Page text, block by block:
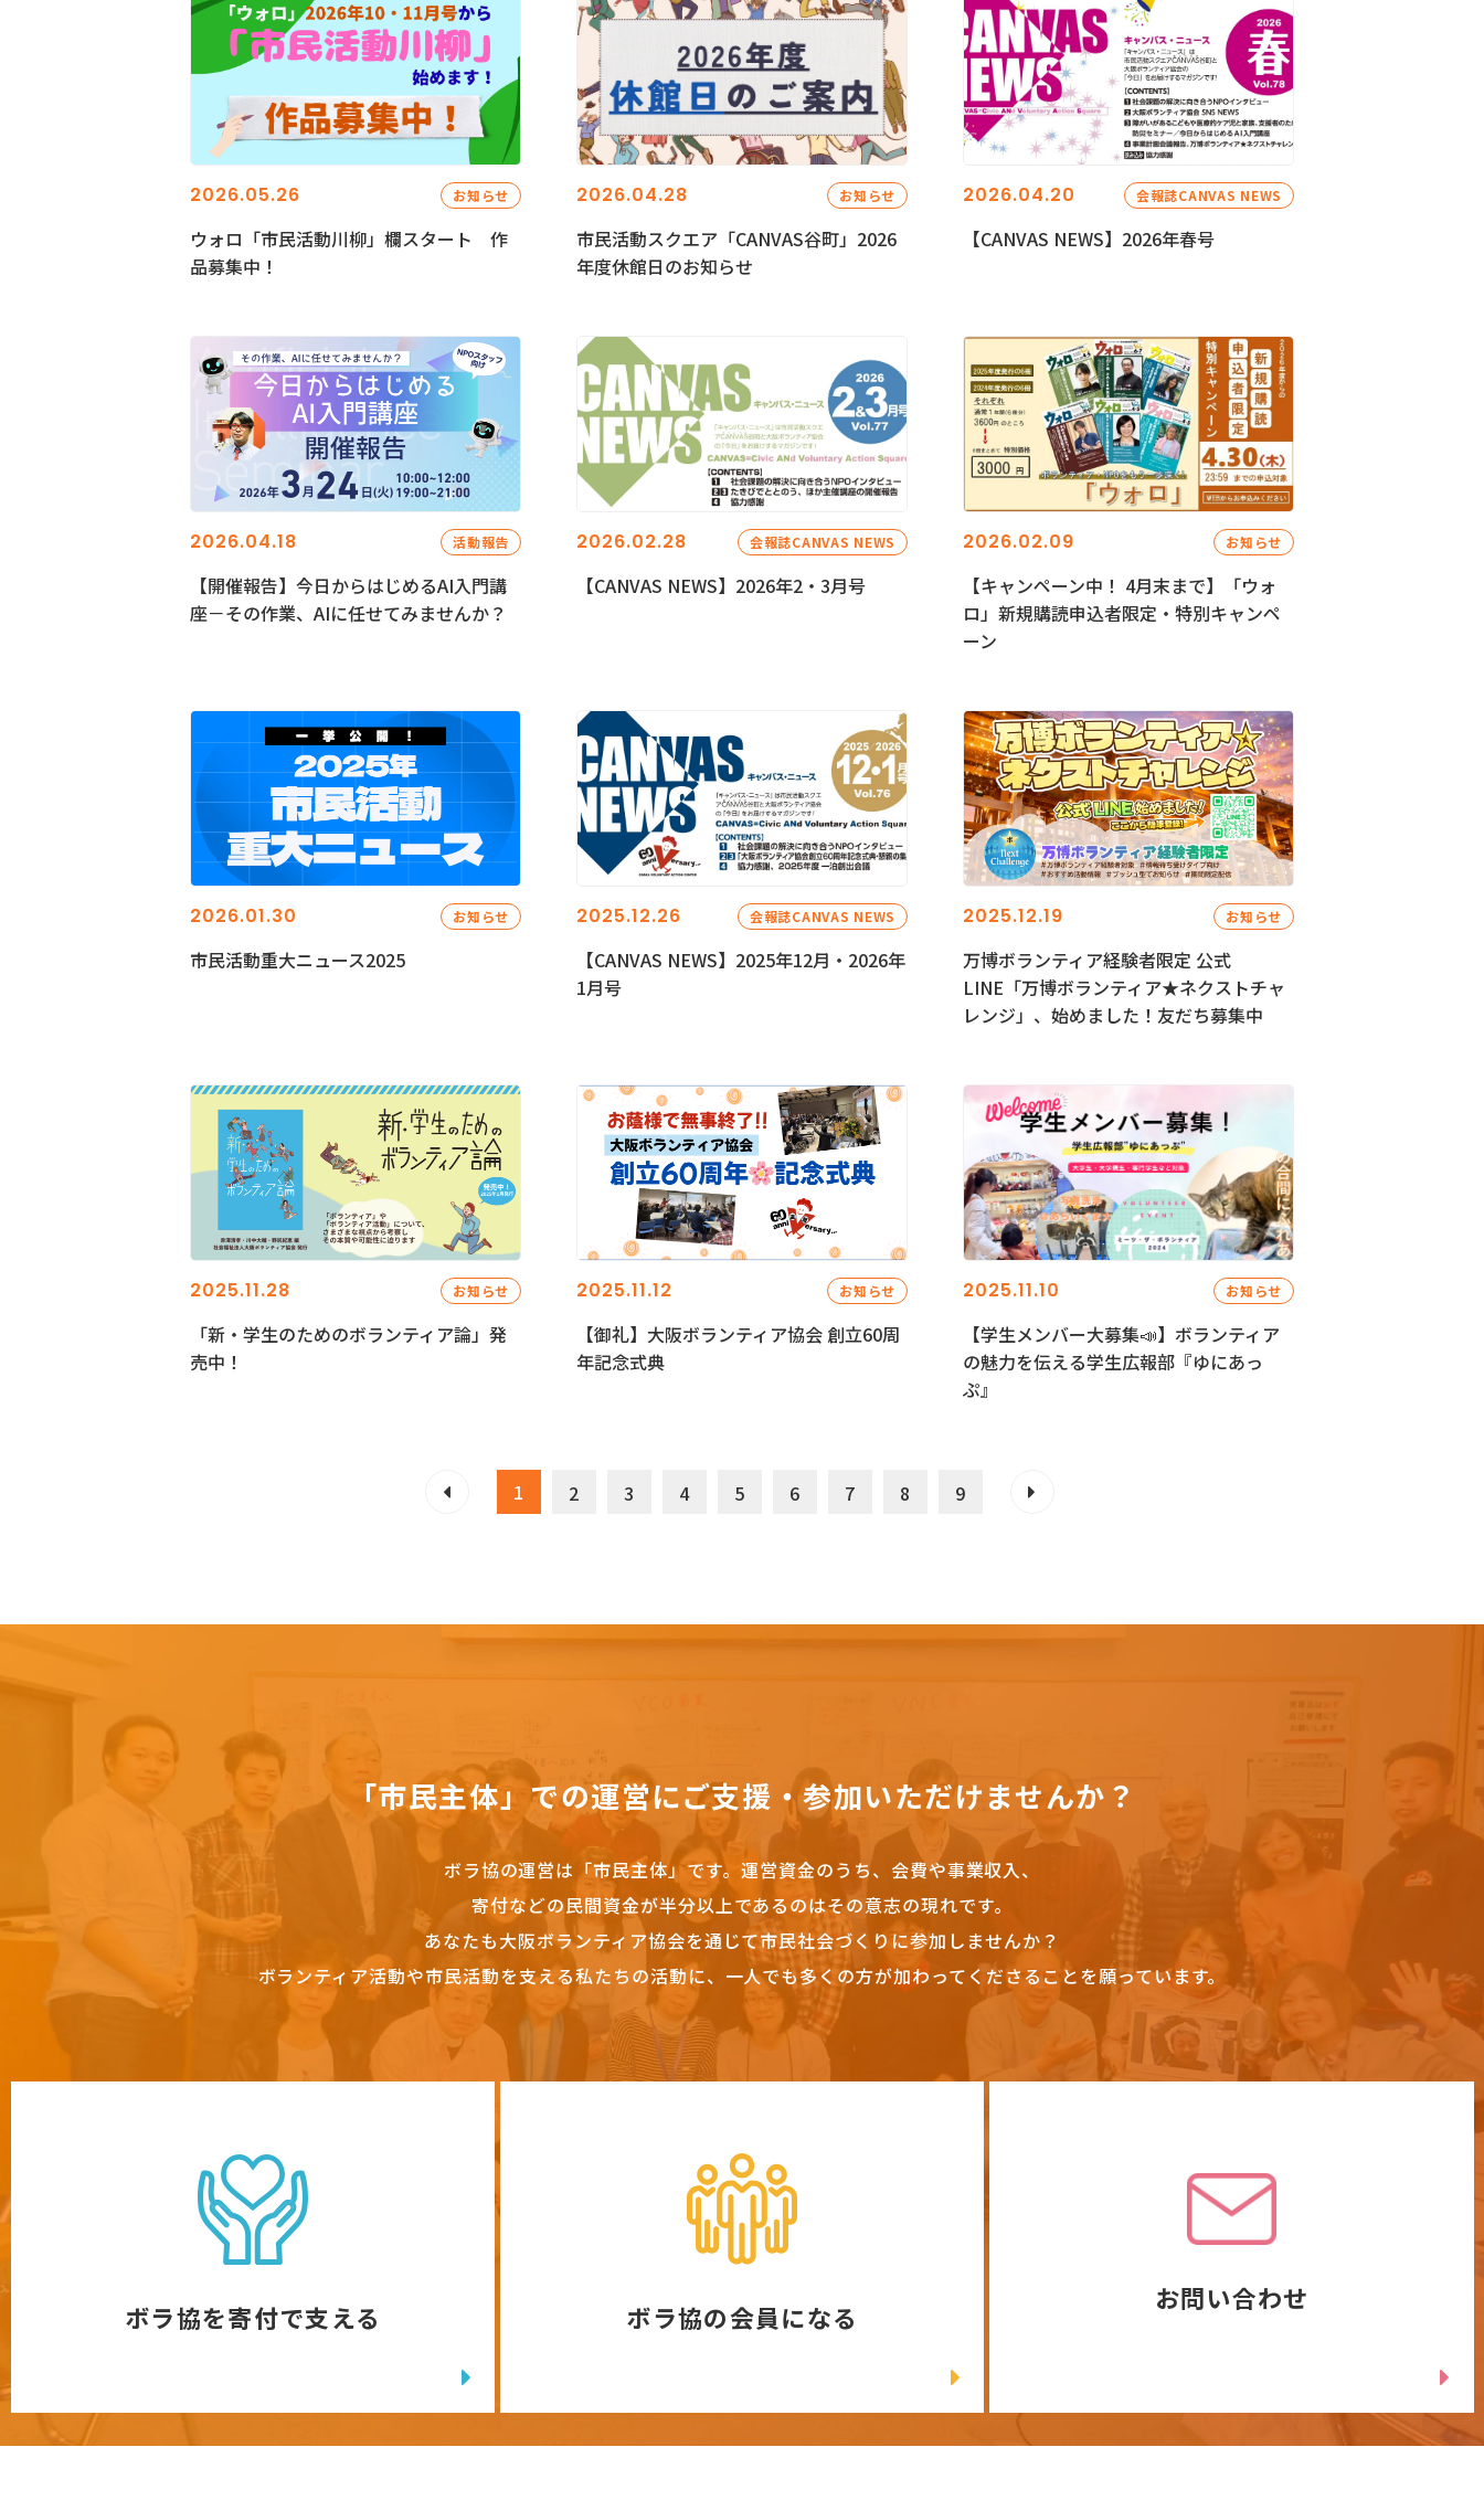
2026.05.26 お知らせ
ウォロ「市民活動川柳」欄スタート 作
品募集中！
2026.04.28 お知らせ
市民活動スクエア「CANVAS谷町」2026
年度休館日のお知らせ
2026.04.20 会報誌CANVAS NEWS
【CANVAS NEWS】2026年春号
2026.04.18 活動報告
【開催報告】今日からはじめるAI入門講
座－その作業、AIに任せてみませんか？
2026.02.28 会報誌CANVAS NEWS
【CANVAS NEWS】2026年2・3月号
2026.02.09 お知らせ
【キャンペーン中！ 4月末まで】「ウォ
ロ」新規購読申込者限定・特別キャンペ
ーン
2026.01.30 お知らせ
市民活動重大ニュース2025
2025.12.26 会報誌CANVAS NEWS
【CANVAS NEWS】2025年12月・2026年
1月号
2025.12.19 お知らせ
万博ボランティア経験者限定 公式
LINE「万博ボランティア★ネクストチャ
レンジ」、始めました！友だち募集中
2025.11.28 お知らせ
「新・学生のためのボランティア論」発
売中！
2025.11.12 お知らせ
【御礼】大阪ボランティア協会 創立60周
年記念式典
2025.11.10 お知らせ
【学生メンバー大募集📣】ボランティア
の魅力を伝える学生広報部『ゆにあっ
ぷ』
1 2 3 4 5 6 7 8 9
「市民主体」での運営にご支援・参加いただけませんか？
ボラ協の運営は「市民主体」です。 運営資金のうち、会費や事業収入、
寄付などの民間資金が半分以上であるのはその意志の現れです。
あなたも大阪ボランティア協会を通じて市民社会づくりに参加しませんか？
ボランティア活動や市民活動を支える私たちの活動に、一人でも多くの方が加わってくださることを願っています。
ボラ協を寄付で支える ボラ協の会員になる
お問い合わせ